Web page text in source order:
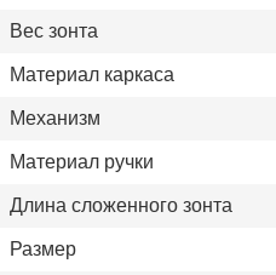
Вес зонта
Материал каркаса
Механизм
Материал ручки
Длина сложенного зонта
Размер